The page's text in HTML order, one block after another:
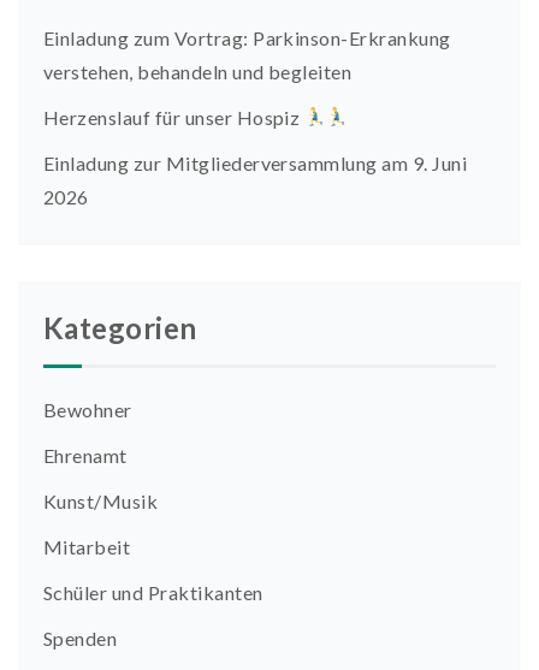
Einladung zum Vortrag: Parkinson-Erkrankung
verstehen, behandeln und begleiten
Herzenslauf für unser Hospiz
Einladung zur Mitgliederversammlung am 9. Juni
2026
Kategorien
Bewohner
Ehrenamt
Kunst/Musik
Mitarbeit
Schüler und Praktikanten
Spenden